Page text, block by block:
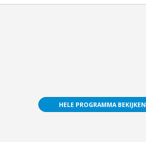
HELE PROGRAMMA BEKIJKEN